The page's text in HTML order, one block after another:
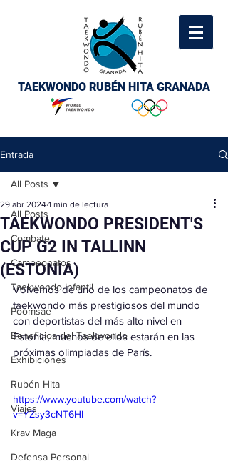
TAEKWONDO RUBÉN HITA GRANADA
Entrada
All Posts
Combate
Campeonatos
Taekwondo Infantil
Poomsae
Beneficios del Taekwondo
Exhibiciones
Rubén Hita
Viajes
Krav Maga
Defensa Personal
All Posts
TAEKWONDO PRESIDENT'S
CUP G2 IN TALLINN
(ESTONIA)
29 abr 2024 1 min de lectura
Volvemos de uno de los campeonatos de
taekwondo más prestigiosos del mundo
con deportistas del más alto nivel en
Estonia, muchos de ellos estarán en las
próximas olimpiadas de París.
https://www.youtube.com/watch?
v=YZsy3cNT6HI